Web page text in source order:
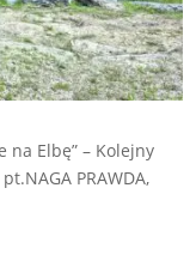
na Elbę” – Kolejny
PRAWDA,